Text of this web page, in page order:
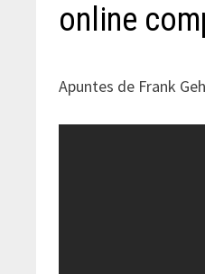
online
Apuntes de Frank